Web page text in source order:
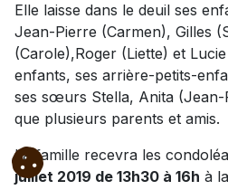
Elle laisse dans le deuil ses
Jean-Pierre (Carmen), Gilles
(Carole),Roger (Liette) et
enfants, ses arrière-petits-
ses sœurs Stella, Anita (Jean-
que plusieurs parents et amis.
La famille recevra les
juillet 2019 de 13h30 à 16h à la